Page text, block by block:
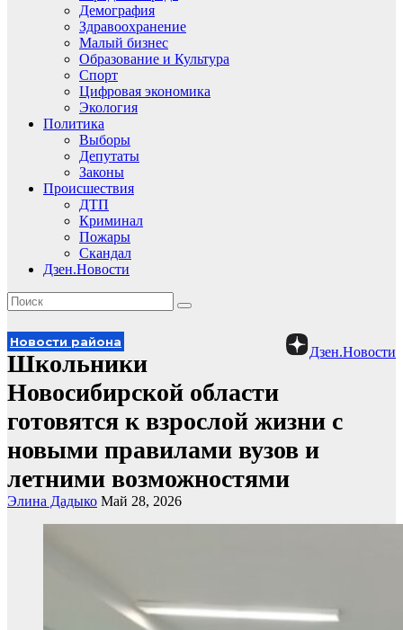
Демография
Здравоохранение
Малый бизнес
Образование и Культура
Спорт
Цифровая экономика
Экология
Политика
Выборы
Депутаты
Законы
Происшествия
ДТП
Криминал
Пожары
Скандал
Дзен.Новости
Дзен.Новости
Новости района
Школьники
Новосибирской области
готовятся к взрослой жизни с
новыми правилами вузов и
летними возможностями
Элина Дадыко Май 28, 2026